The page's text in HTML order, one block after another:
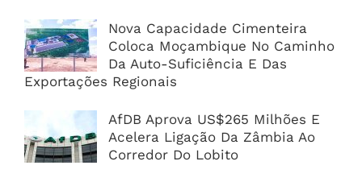
Nova Capacidade Cimenteira
Coloca Moçambique No Caminho
Da Auto-Suficiência E Das
Exportações Regionais
AfDB Aprova US$265 Milhões E
Acelera Ligação Da Zâmbia Ao
Corredor Do Lobito